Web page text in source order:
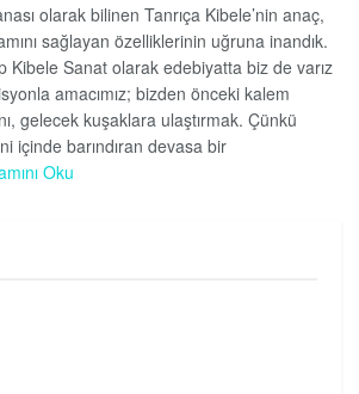
olarak bilinen Tanrıça Kibele’nin anaç,
sağlayan özelliklerinin uğruna inandık.
Kibele Sanat olarak edebiyatta biz de varız
amacımız; bizden önceki kalem
gelecek kuşaklara ulaştırmak. Çünkü
içinde barındıran devasa bir
Oku